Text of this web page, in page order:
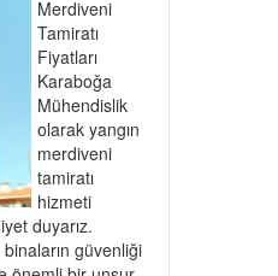
Merdiveni
Tamiratı
Fiyatları
Karaboğa
Mühendislik
olarak yangın
merdiveni
tamiratı
hizmeti
duyarız.
güvenliği